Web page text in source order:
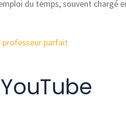
du temps, souvent chargé
professeur parfait